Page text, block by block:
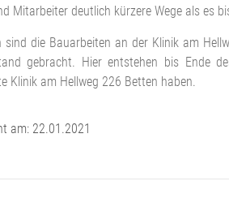
Mitarbeiter deutlich kürzere Wege als es
sind die Bauarbeiten an der Klinik am
gebracht. Hier entstehen bis Ende
Klinik am Hellweg 226 Betten haben.
am: 22.01.2021